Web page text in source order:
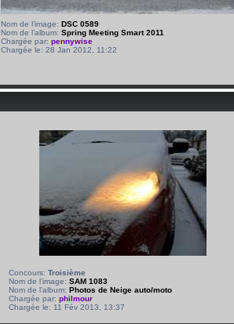
Nom de l’image: DSC 0589
Nom de l’album: Spring Meeting Smart 2011
Chargée par: pennywise
Chargée le: 28 Jan 2012, 11:22
Concours: Troisième
Nom de l’image: SAM 1083
Nom de l’album: Photos de Neige auto/moto
Chargée par: philmour
Chargée le: 11 Fév 2013, 13:37